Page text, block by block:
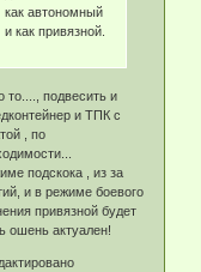
как автономный
и как привязной.
то...., подвесить и
и ТПК с
, по
подскока , из за
и в режиме боевого
привязной будет
ошень актуален!